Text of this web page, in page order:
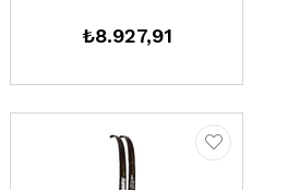
₺8.927,91